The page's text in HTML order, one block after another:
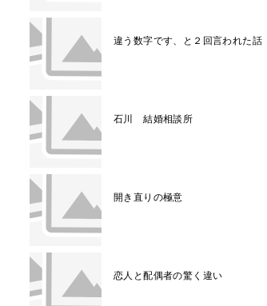
違う数字です、と２回言われた話
石川 結婚相談所
開き直りの極意
恋人と配偶者の驚く違い